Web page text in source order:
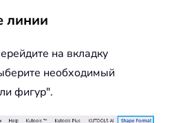
линии
на вкладку
необходимый
фигур".